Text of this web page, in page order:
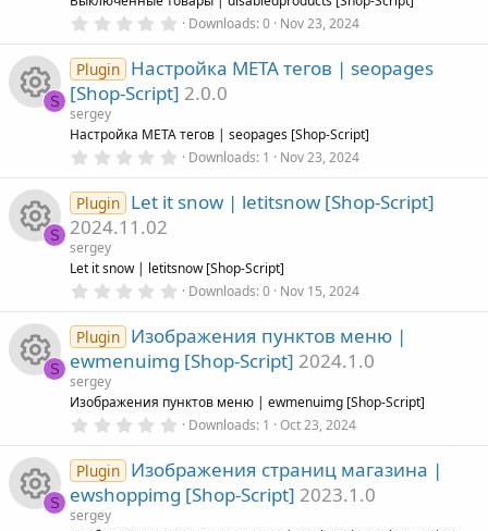
o
n
e
i
o
n
u
r
e
i
o
n
(
s
e
s
u
r
e
i
o
n
0
0
s
t
r
s
Downloads 0 Nov 23, 2024
e
s
u
r
e
i
S
Plugin Настройка META тегов | seopages
[Shop-Script] 2.0.0
sergey
Настройка META тегов | seopages [Shop-Script]
0
0
r
(
s
Downloads 1 Nov 23, 2024
e
s
u
r
S
Plugin Let it snow | letitsnow [Shop-Script]
2024.11.02
sergey
Let it snow | letitsnow [Shop-Script]
0
0
s
t
r
(
s
Downloads 0 Nov 15, 2024
e
s
S
Plugin Изображения пунктов меню |
ewmenuimg [Shop-Script] 2024.1.0
sergey
Изображения пунктов меню | ewmenuimg [Shop-Script]
0
0
s
t
Downloads 1 Oct 23, 2024
S
Plugin Изображения страниц магазина |
ewshoppimg [Shop-Script] 2023.1.0
sergey